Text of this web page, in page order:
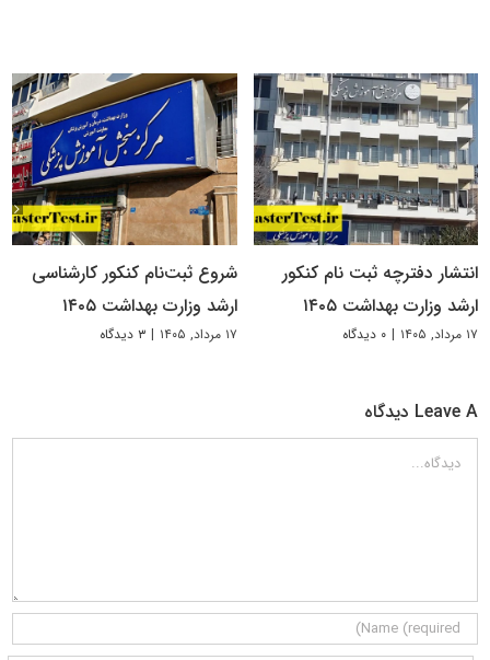
انتشار دفترچه ثبت نام کنکور
ارشد وزارت بهداشت ۱۴۰۵
۱۷ مرداد, ۱۴۰۵ | ۰ دیدگاه
شروع ثبت‌نام کنکور کارشناسی
ارشد وزارت بهداشت ۱۴۰۵
۱۷ مرداد, ۱۴۰۵ | ۳ دیدگاه
Leave A دیدگاه
دیدگاه